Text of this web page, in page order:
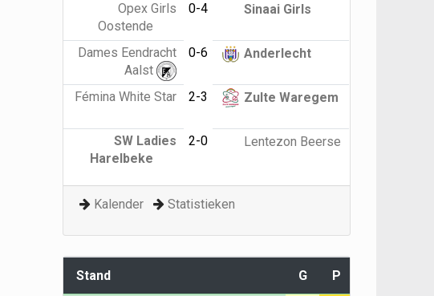
Opex Girls
Oostende
0-4 Sinaai Girls
Dames Eendracht
Aalst
0-6 Anderlecht
Fémina White Star 2-3 Zulte Waregem
SW Ladies
Harelbeke
2-0 Lentezon Beerse
Kalender Statistieken
Stand G P